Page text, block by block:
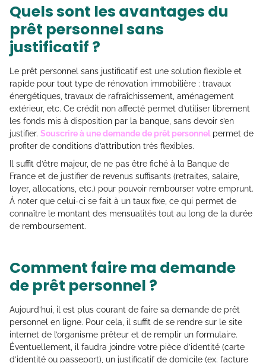
Quels sont les avantages du
prêt personnel sans
justificatif ?
Le prêt personnel sans justificatif est une solution flexible et
rapide pour tout type de rénovation immobilière : travaux
énergétiques, travaux de rafraîchissement, aménagement
extérieur, etc. Ce crédit non affecté permet d’utiliser librement
les fonds mis à disposition par la banque, sans devoir s’en
justifier. Souscrire à une demande de prêt personnel permet de
profiter de conditions d’attribution très flexibles.
Il suffit d’être majeur, de ne pas être fiché à la Banque de
France et de justifier de revenus suffisants (retraites, salaire,
loyer, allocations, etc.) pour pouvoir rembourser votre emprunt.
À noter que celui-ci se fait à un taux fixe, ce qui permet de
connaître le montant des mensualités tout au long de la durée
de remboursement.
Comment faire ma demande
de prêt personnel ?
Aujourd’hui, il est plus courant de faire sa demande de prêt
personnel en ligne. Pour cela, il suffit de se rendre sur le site
internet de l’organisme prêteur et de remplir un formulaire.
Éventuellement, il faudra joindre votre pièce d’identité (carte
d’identité ou passeport), un justificatif de domicile (ex. facture